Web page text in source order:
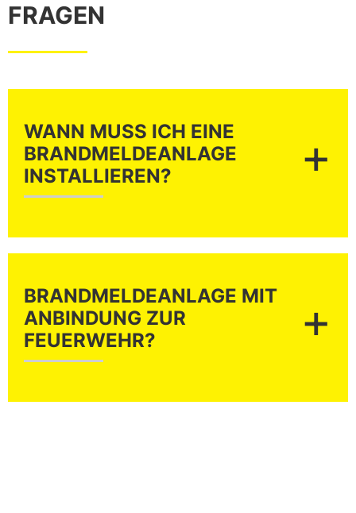
FRAGEN
WANN MUSS ICH EINE
BRANDMELDEANLAGE
INSTALLIEREN?
+
BRANDMELDEANLAGE MIT
ANBINDUNG ZUR
FEUERWEHR?
+